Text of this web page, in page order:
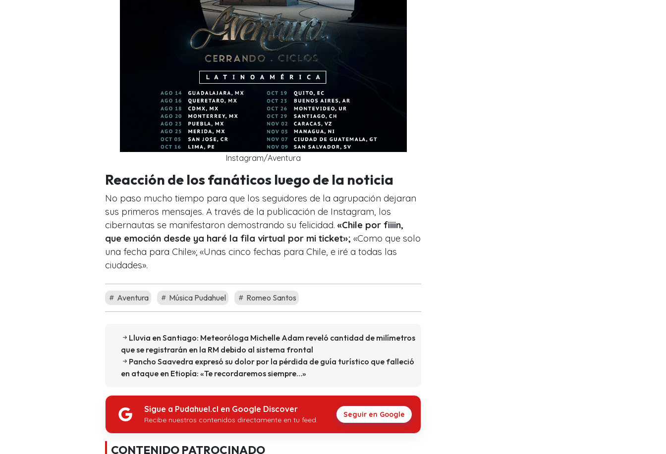
Instagram/Aventura
Reacción de los fanáticos luego de la noticia
No paso mucho tiempo para que los seguidores de la agrupación dejaran
sus primeros mensajes. A través de la publicación de Instagram, los
cibernautas se manifestaron demostrando su felicidad. «Chile por fiiiin,
que emoción desde ya haré la fila virtual por mi ticket»; «Como que solo
una fecha para Chile»; «Unas cinco fechas para Chile, e iré a todas las
ciudades».
Aventura Música Pudahuel Romeo Santos
Lluvia en Santiago: Meteoróloga Michelle Adam reveló cantidad de milímetros
que se registrarán en la RM debido al sistema frontal
Pancho Saavedra expresó su dolor por la pérdida de guía turístico que falleció
en ataque en Etiopía: «Te recordaremos siempre…»
Sigue a Pudahuel.cl en Google Discover
Recibe nuestros contenidos directamente en tu feed.
Seguir en Google
CONTENIDO PATROCINADO